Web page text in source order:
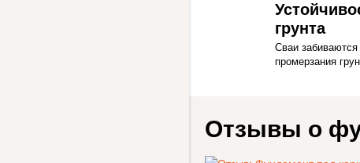
грунта
Сваи
промерзания
Отзывы о